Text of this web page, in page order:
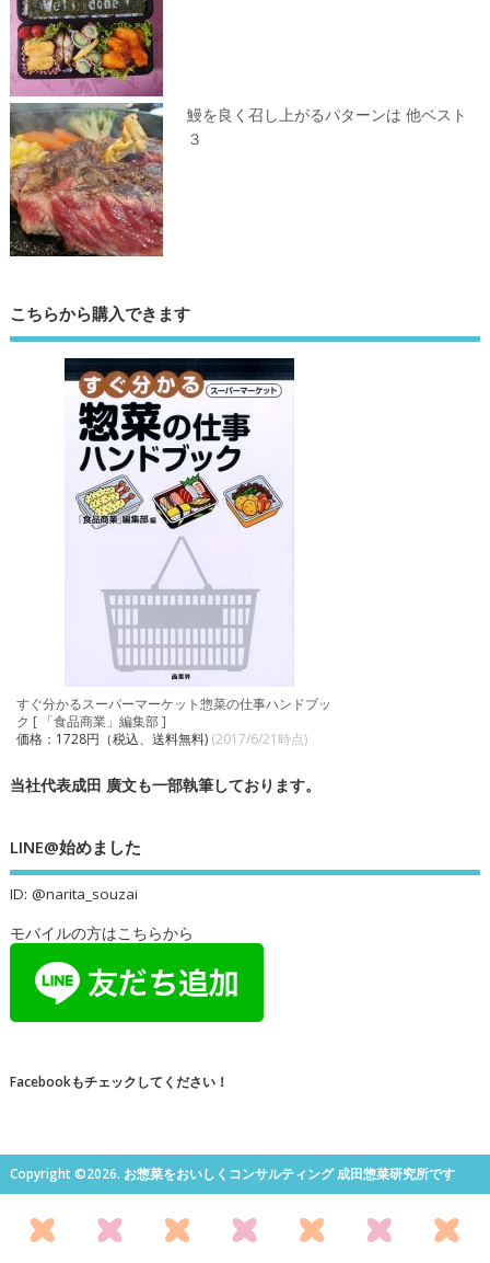
鰻を良く召し上がるパターンは 他ベスト
３
こちらから購入できます
すぐ分かるスーパーマーケット惣菜の仕事ハンドブッ
ク [ 「食品商業」編集部 ]
価格：1728円（税込、送料無料) (2017/6/21時点)
当社代表成田 廣文も一部執筆しております。
LINE@始めました
ID: @narita_souzai
モバイルの方はこちらから
Facebookもチェックしてください！
Copyright ©2026. お惣菜をおいしくコンサルティング 成田惣菜研究所です